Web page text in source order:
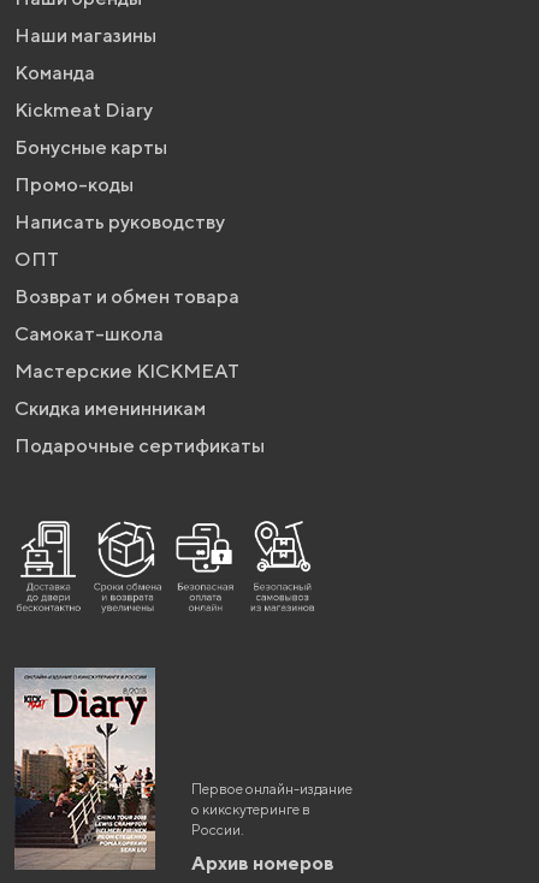
Наши магазины
Команда
Kickmeat Diary
Бонусные карты
Промо-коды
Написать руководству
ОПТ
Возврат и обмен товара
Самокат-школа
Мастерские KICKMEAT
Скидка именинникам
Подарочные сертификаты
Первое онлайн-издание
о кикскутеринге в
России.
Архив номеров